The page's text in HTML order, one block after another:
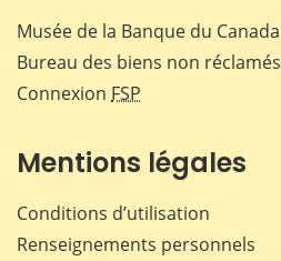
Musée de la Banque du Canada
Bureau des biens non réclamés
Connexion FSP
Mentions légales
Conditions d’utilisation
Renseignements personnels